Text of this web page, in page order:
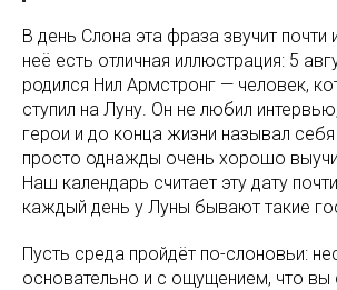
В день Слона эта фраза звучит почти
неё есть отличная иллюстрация: 5
родился Нил Армстронг — человек,
ступил на Луну. Он не любил
герои и до конца жизни называл
просто однажды очень хорошо
Наш календарь считает эту дату
каждый день у Луны бывают такие
Пусть среда пройдёт по-слоновьи:
основательно и с ощущением, что вы